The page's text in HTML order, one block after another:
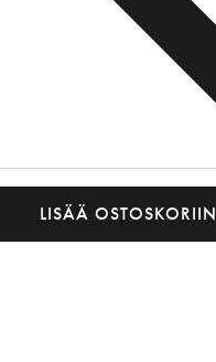
LISÄÄ OSTOSKORIIN